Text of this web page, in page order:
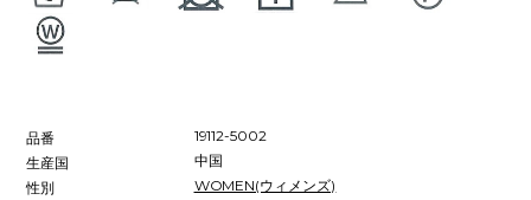
品番
19112-5002
生産国
中国
性別
WOMEN(ウィメンズ)